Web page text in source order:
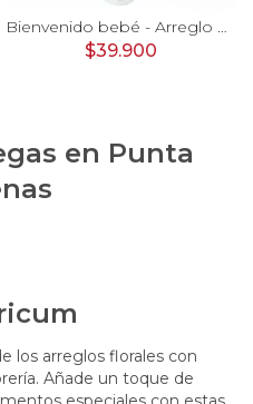
Bienvenido bebé - Arreglo floral con globos, rosas amarillo, minirosas blanco, astromelias e hypericum
$39.900
en Punta
los arreglos florales con
Añade un toque de